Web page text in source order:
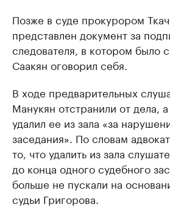
Позже в суде прокурором
представлен документ за
следователя, в котором было
Саакян оговорил себя.
В ходе предварительных
Манукян отстранили от дела,
удалил ее из зала «за
заседания». По словам
то, что удалить из зала
до конца одного судебного
больше не пускали на
судьи Григорова.